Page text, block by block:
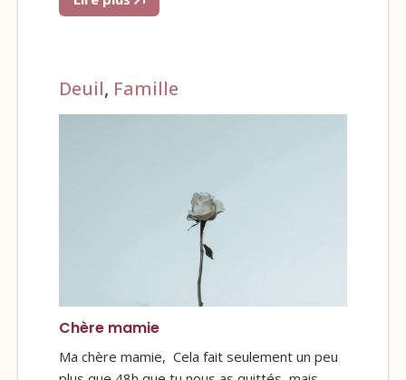
Deuil, Famille
Chère mamie
Ma chère mamie, Cela fait seulement un peu